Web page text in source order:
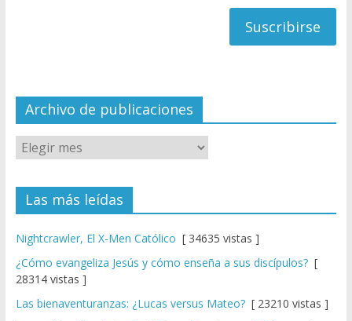
el
Archivo de publicaciones
Las más leídas
Nightcrawler, El X-Men Católico [ 34635 vistas ]
¿Cómo evangeliza Jesús y cómo enseña a sus discípulos?[
28314 vistas ]
Las bienaventuranzas: ¿Lucas versus Mateo?[ 23210 vistas ]